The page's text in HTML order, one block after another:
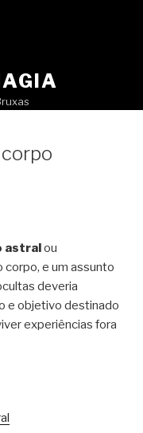
corpo
astralou
e um assunto
deveria
e objetivo destinado
experiências fora